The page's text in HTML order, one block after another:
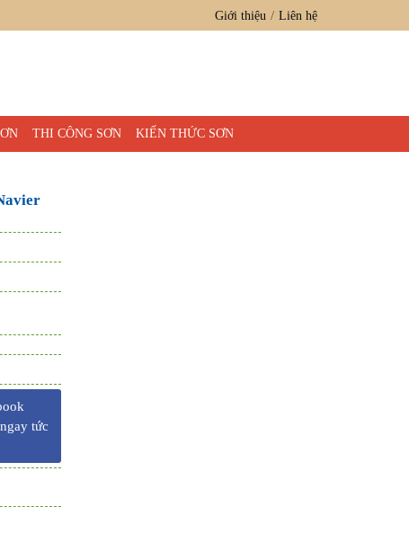
Giới thiệu Liên hệ
THI CÔNG SƠN KIẾN THỨC SƠN
tức